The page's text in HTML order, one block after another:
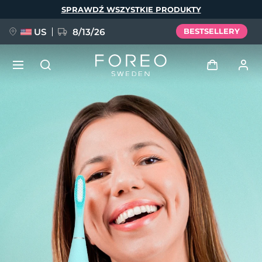
SPRAWDŹ WSZYSTKIE PRODUKTY
US 8/13/26 BESTSELLERY
Profil użytkownika
Moje urządzenia
Moje zamówienia
Moje adresy
Moje subskrypcje
FAQ™ Pure Beauty-Tech Elixir
BREAKING NEWS
issa™ Teeth Whitening Set
Deutsch
Español
Français
Italiano
Português
Svenska
Русский
简体中文 繁體中文